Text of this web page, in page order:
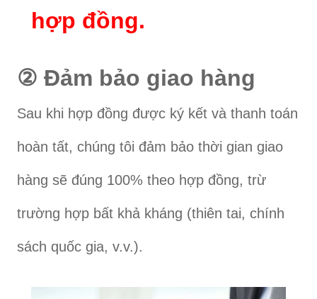
hợp đồng.
② Đảm bảo giao hàng
Sau khi hợp đồng được ký kết và thanh toán
hoàn tất, chúng tôi đảm bảo thời gian giao
hàng sẽ đúng 100% theo hợp đồng, trừ
trường hợp bất khả kháng (thiên tai, chính
sách quốc gia, v.v.).